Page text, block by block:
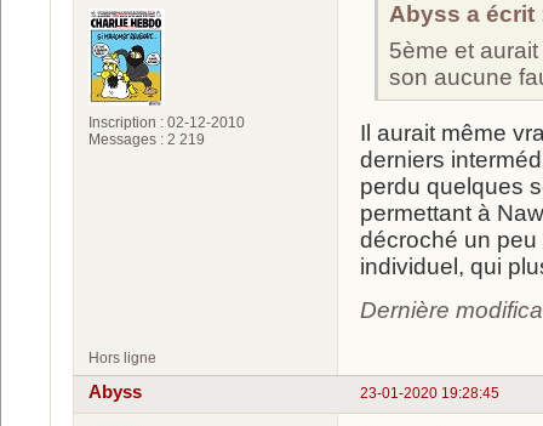
Inscription : 02-12-2010
Messages : 2 219
Abyss a écrit
5ème et
son aucune
Il aurait même
derniers
perdu quelques
permettant à
décroché un peu
individuel, qui
Dernière
Hors ligne
23-01-2020 19:28:45
Abyss